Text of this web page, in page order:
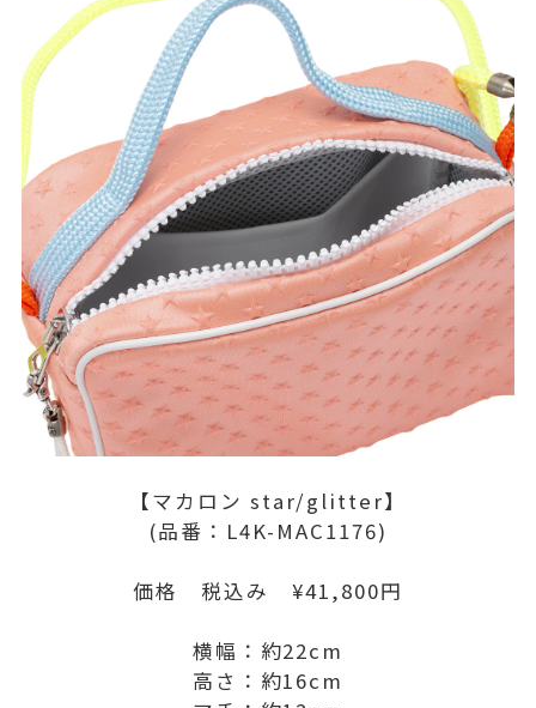
【マカロン star/glitter】
(品番：L4K-MAC1176)
価格 税込み ¥41,800円
横幅：約22cm
高さ：約16cm